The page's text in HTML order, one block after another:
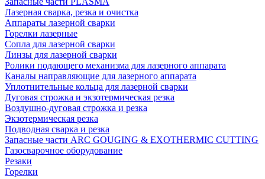
Лазерная сварка, резка и очистка
Аппараты лазерной сварки
Горелки лазерные
Сопла для лазерной сварки
Линзы для лазерной сварки
Ролики подающего механизма для лазерного аппарата
Каналы направляющие для лазерного аппарата
Уплотнительные кольца для лазерной сварки
Дуговая строжка и экзотермическая резка
Воздушно-дуговая строжка и резка
Экзотермическая резка
Подводная сварка и резка
Запасные части ARC GOUGING & EXOTHERMIC CUTTING
Газосварочное оборудование
Резаки
Горелки